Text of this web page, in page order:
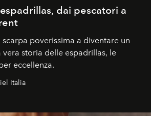
dai pescatori a
poverissima a diventare un
vera storia delle espadrillas, le
eccellenza.
Italia